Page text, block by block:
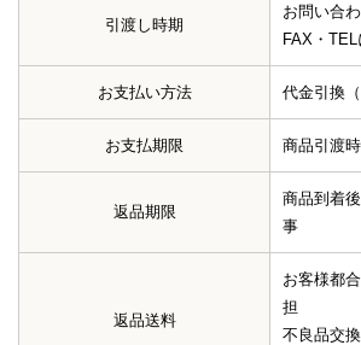
引渡し時期
お問い合
FAX・
お支払い方法 代金引換
お支払期限 商品引渡時
返品期限
商品到着
事
返品送料
お客様都
担
不良品交